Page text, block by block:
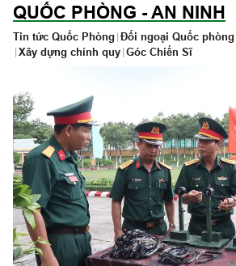
QUỐC PHÒNG - AN NINH
Tin tức Quốc Phòng|Đối ngoại Quốc phòng
|Xây dựng chính quy|Góc Chiến Sĩ